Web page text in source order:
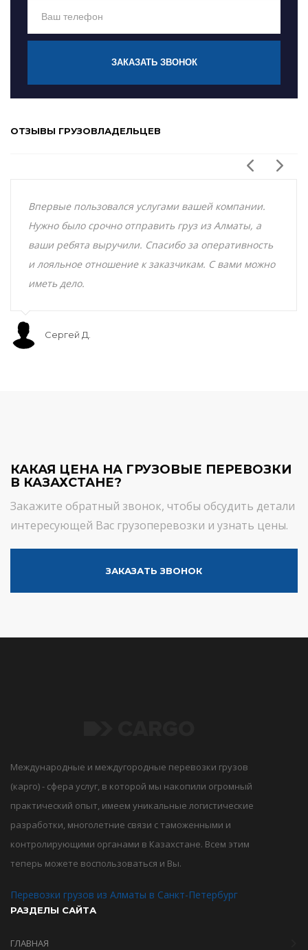
ЗАКАЗАТЬ ЗВОНОК
ОТЗЫВЫ ГРУЗОВЛАДЕЛЬЦЕВ
Впервые пользовался услугами вашей компании.
Нужно было срочно отправить груз из Алматы, а
ваши ребята выручили. Спасибо за оперативность
и лояльное отношение к заказчикам. С вами можно
иметь дело.
Сергей Д.
КАКАЯ ЦЕНА НА ГРУЗОВЫЕ ПЕРЕВОЗКИ
В КАЗАХСТАНЕ?
Закажите обратный звонок, чтобы обсудить детали
интересующей Вас грузоперевозки и узнать цены.
ЗАКАЗАТЬ ЗВОНОК
Международные и междугородные перевозки грузов
(карго) - сфера услуг, в которой мы накопили огромный
практический опыт, имеем уникальные логистические
разработки, многолетние связи с таможенными и
контролирующими органами в Казахстане. Всем этим
теперь можете воспользоваться и Вы.
Перевозки грузов из Алматы в Санкт-Петербург
РАЗДЕЛЫ САЙТА
ГЛАВНАЯ